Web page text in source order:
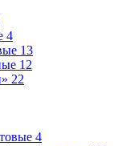
4
13
12
22
4